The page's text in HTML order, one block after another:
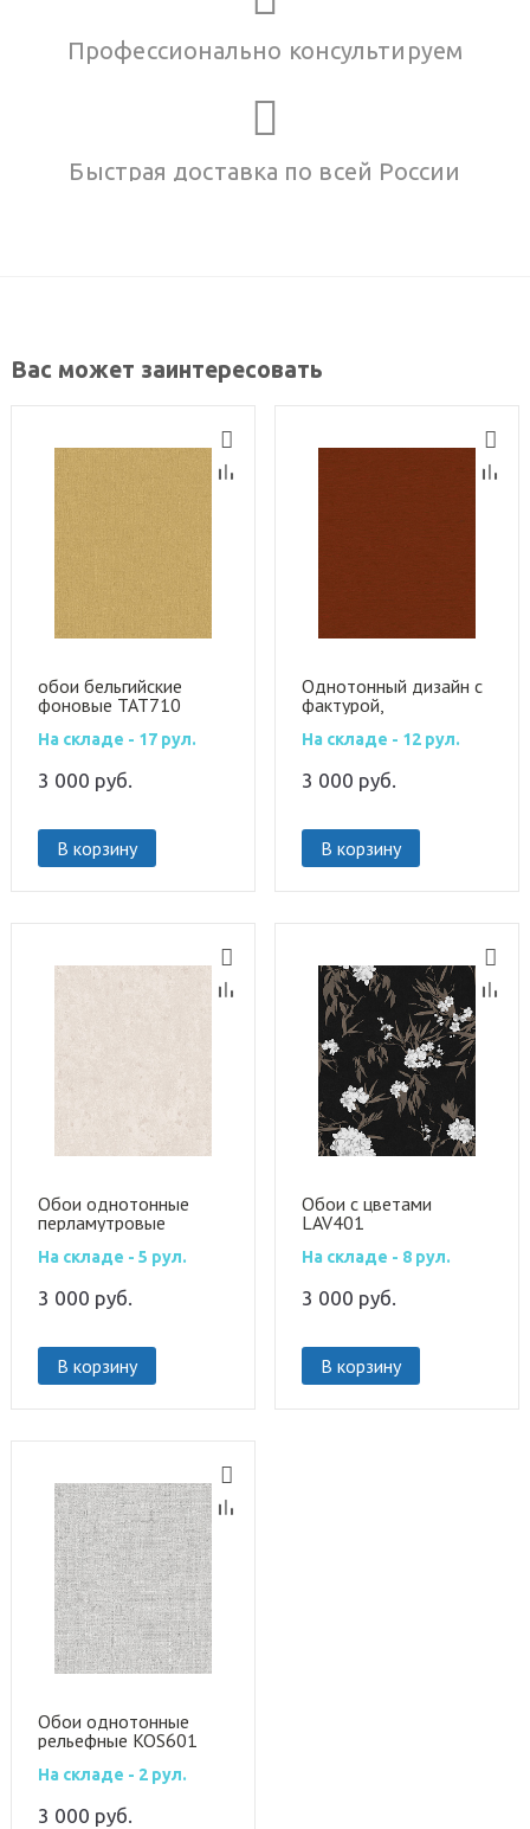
Профессионально консультируем
Быстрая доставка по всей России
Вас может заинтересовать
обои бельгийские
фоновые TAT710
На складе - 17 рул.
3 000 руб.
В корзину
Однотонный дизайн с
фактурой,
горизонтальное
На складе - 12 рул.
3 000 руб.
В корзину
Обои однотонные
перламутровые
На складе - 5 рул.
3 000 руб.
В корзину
Обои с цветами
LAV401
На складе - 8 рул.
3 000 руб.
В корзину
Обои однотонные
рельефные KOS601
На складе - 2 рул.
3 000 руб.